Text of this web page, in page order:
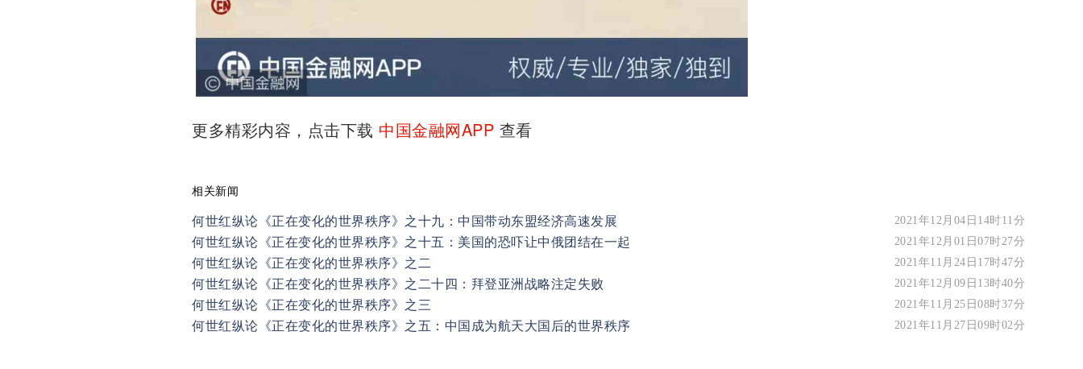
更多精彩内容，点击下载 中国金融网APP 查看
相关新闻
何世红纵论《正在变化的世界秩序》之十九：中国带动东盟经济高速发展 2021年12月04日14时11分
何世红纵论《正在变化的世界秩序》之十五：美国的恐吓让中俄团结在一起 2021年12月01日07时27分
何世红纵论《正在变化的世界秩序》之二 2021年11月24日17时47分
何世红纵论《正在变化的世界秩序》之二十四：拜登亚洲战略注定失败 2021年12月09日13时40分
何世红纵论《正在变化的世界秩序》之三 2021年11月25日08时37分
何世红纵论《正在变化的世界秩序》之五：中国成为航天大国后的世界秩序 2021年11月27日09时02分